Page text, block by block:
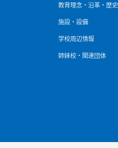
教育理念・沿革・歴史
施設・設備
学校周辺情報
姉妹校・関連団体